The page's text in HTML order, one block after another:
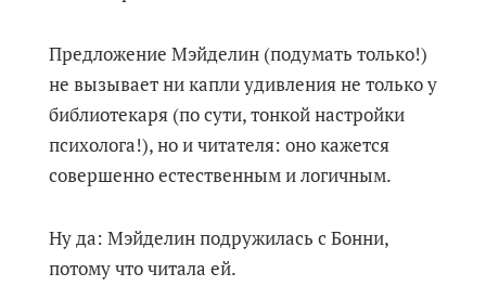
Предложение Мэйделин (подумать только!)
не вызывает ни капли удивления не только у
библиотекаря (по сути, тонкой настройки
психолога!), но и читателя: оно кажется
совершенно естественным и логичным.
Ну да: Мэйделин подружилась с Бонни,
потому что читала ей.